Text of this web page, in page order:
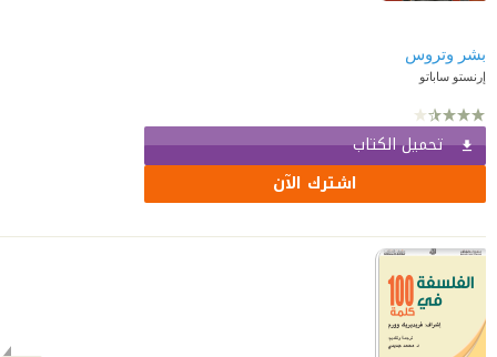
بشر وتروس
إرنستو ساباتو
تحميل الكتاب
اشترك الآن